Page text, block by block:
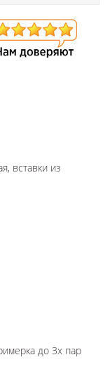
вставки из
до 3х пар